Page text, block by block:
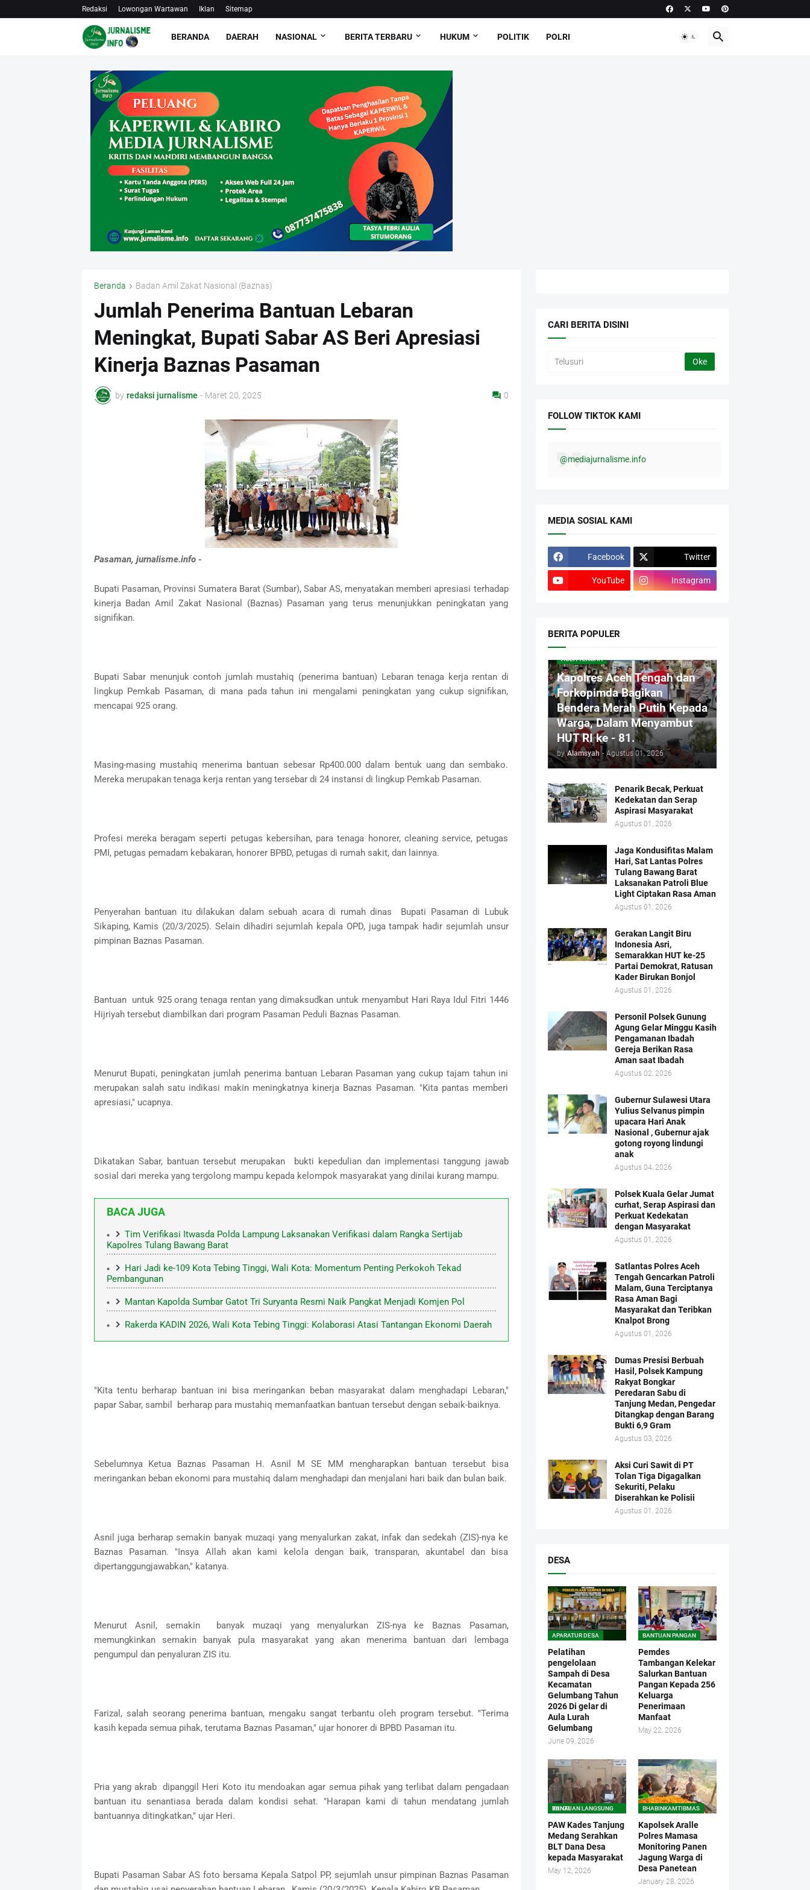
Redaksi Lowongan Wartawan Iklan Sitemap
BERANDA DAERAH NASIONAL BERITA TERBARU HUKUM POLITIK POLRI
Beranda Badan Amil Zakat Nasional (Baznas)
Jumlah Penerima Bantuan Lebaran
Meningkat, Bupati Sabar AS Beri Apresiasi
Kinerja Baznas Pasaman
by redaksi jurnalisme - Maret 20, 2025 0
Pasaman, jurnalisme.info -
Bupati Pasaman, Provinsi Sumatera Barat (Sumbar), Sabar AS, menyatakan memberi apresiasi terhadap
kinerja Badan Amil Zakat Nasional (Baznas) Pasaman yang terus menunjukkan peningkatan yang
signifikan.
Bupati Sabar menunjuk contoh jumlah mustahiq (penerima bantuan) Lebaran tenaga kerja rentan di
lingkup Pemkab Pasaman, di mana pada tahun ini mengalami peningkatan yang cukup signifikan,
mencapai 925 orang.
Masing-masing mustahiq menerima bantuan sebesar Rp400.000 dalam bentuk uang dan sembako.
Mereka merupakan tenaga kerja rentan yang tersebar di 24 instansi di lingkup Pemkab Pasaman.
Profesi mereka beragam seperti petugas kebersihan, para tenaga honorer, cleaning service, petugas
PMI, petugas pemadam kebakaran, honorer BPBD, petugas di rumah sakit, dan lainnya.
Penyerahan bantuan itu dilakukan dalam sebuah acara di rumah dinas Bupati Pasaman di Lubuk
Sikaping, Kamis (20/3/2025). Selain dihadiri sejumlah kepala OPD, juga tampak hadir sejumlah unsur
pimpinan Baznas Pasaman.
Bantuan untuk 925 orang tenaga rentan yang dimaksudkan untuk menyambut Hari Raya Idul Fitri 1446
Hijriyah tersebut diambilkan dari program Pasaman Peduli Baznas Pasaman.
Menurut Bupati, peningkatan jumlah penerima bantuan Lebaran Pasaman yang cukup tajam tahun ini
merupakan salah satu indikasi makin meningkatnya kinerja Baznas Pasaman. "Kita pantas memberi
apresiasi," ucapnya.
Dikatakan Sabar, bantuan tersebut merupakan bukti kepedulian dan implementasi tanggung jawab
sosial dari mereka yang tergolong mampu kepada kelompok masyarakat yang dinilai kurang mampu.
BACA JUGA
Tim Verifikasi Itwasda Polda Lampung Laksanakan Verifikasi dalam Rangka Sertijab
Kapolres Tulang Bawang Barat
Hari Jadi ke-109 Kota Tebing Tinggi, Wali Kota: Momentum Penting Perkokoh Tekad
Pembangunan
Mantan Kapolda Sumbar Gatot Tri Suryanta Resmi Naik Pangkat Menjadi Komjen Pol
Rakerda KADIN 2026, Wali Kota Tebing Tinggi: Kolaborasi Atasi Tantangan Ekonomi Daerah
"Kita tentu berharap bantuan ini bisa meringankan beban masyarakat dalam menghadapi Lebaran,"
papar Sabar, sambil berharap para mustahiq memanfaatkan bantuan tersebut dengan sebaik-baiknya.
Sebelumnya Ketua Baznas Pasaman H. Asnil M SE MM mengharapkan bantuan tersebut bisa
meringankan beban ekonomi para mustahiq dalam menghadapi dan menjalani hari baik dan bulan baik.
Asnil juga berharap semakin banyak muzaqi yang menyalurkan zakat, infak dan sedekah (ZIS)-nya ke
Baznas Pasaman. "Insya Allah akan kami kelola dengan baik, transparan, akuntabel dan bisa
dipertanggungjawabkan," katanya.
Menurut Asnil, semakin banyak muzaqi yang menyalurkan ZIS-nya ke Baznas Pasaman,
memungkinkan semakin banyak pula masyarakat yang akan menerima bantuan dari lembaga
pengumpul dan penyaluran ZIS itu.
Farizal, salah seorang penerima bantuan, mengaku sangat terbantu oleh program tersebut. "Terima
kasih kepada semua pihak, terutama Baznas Pasaman," ujar honorer di BPBD Pasaman itu.
Pria yang akrab dipanggil Heri Koto itu mendoakan agar semua pihak yang terlibat dalam pengadaan
bantuan itu senantiasa berada dalam kondisi sehat. "Harapan kami di tahun mendatang jumlah
bantuannya ditingkatkan," ujar Heri.
Bupati Pasaman Sabar AS foto bersama Kepala Satpol PP, sejumlah unsur pimpinan Baznas Pasaman
CARI BERITA DISINI
FOLLOW TIKTOK KAMI
@mediajurnalisme.info
MEDIA SOSIAL KAMI
Facebook Twitter
YouTube Instagram
BERITA POPULER
ACEH TENGAH
Kapolres Aceh Tengah dan
Forkopimda Bagikan
Bendera Merah Putih Kepada
Warga, Dalam Menyambut
HUT RI ke - 81.
by Alamsyah - Agustus 01, 2026
Penarik Becak, Perkuat
Kedekatan dan Serap
Aspirasi Masyarakat
Agustus 01, 2026
Jaga Kondusifitas Malam
Hari, Sat Lantas Polres
Tulang Bawang Barat
Laksanakan Patroli Blue
Light Ciptakan Rasa Aman
Agustus 01, 2026
Gerakan Langit Biru
Indonesia Asri,
Semarakkan HUT ke-25
Partai Demokrat, Ratusan
Kader Birukan Bonjol
Agustus 01, 2026
Personil Polsek Gunung
Agung Gelar Minggu Kasih
Pengamanan Ibadah
Gereja Berikan Rasa
Aman saat Ibadah
Agustus 02, 2026
Gubernur Sulawesi Utara
Yulius Selvanus pimpin
upacara Hari Anak
Nasional , Gubernur ajak
gotong royong lindungi
anak
Agustus 04, 2026
Polsek Kuala Gelar Jumat
curhat, Serap Aspirasi dan
Perkuat Kedekatan
dengan Masyarakat
Agustus 01, 2026
Satlantas Polres Aceh
Tengah Gencarkan Patroli
Malam, Guna Terciptanya
Rasa Aman Bagi
Masyarakat dan Teribkan
Knalpot Brong
Agustus 01, 2026
Dumas Presisi Berbuah
Hasil, Polsek Kampung
Rakyat Bongkar
Peredaran Sabu di
Tanjung Medan, Pengedar
Ditangkap dengan Barang
Bukti 6,9 Gram
Agustus 03, 2026
Aksi Curi Sawit di PT
Tolan Tiga Digagalkan
Sekuriti, Pelaku
Diserahkan ke Polisii
Agustus 01, 2026
DESA
APARATUR DESA
Pelatihan
pengelolaan
Sampah di Desa
Kecamatan
Gelumbang Tahun
2026 Di gelar di
Aula Lurah
Gelumbang
June 09, 2026
BANTUAN PANGAN
Pemdes
Tambangan Kelekar
Salurkan Bantuan
Pangan Kepada 256
Keluarga
Penerimaan
Manfaat
May 22, 2026
BANTUAN LANGSUNG TUNAI
PAW Kades Tanjung
Medang Serahkan
BLT Dana Desa
kepada Masyarakat
May 12, 2026
BHABINKAMTIBMAS
Kapolsek Aralle
Polres Mamasa
Monitoring Panen
Jagung Warga di
Desa Panetean
January 28, 2026